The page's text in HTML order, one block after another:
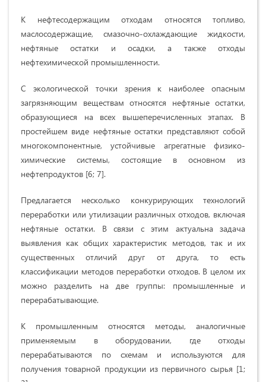
К нефтесодержащим отходам относятся топливо,
маслосодержащие, смазочно-охлаждающие жидкости,
нефтяные остатки и осадки, а также отходы
нефтехимической промышленности.
С экологической точки зрения к наиболее опасным
загрязняющим веществам относятся нефтяные остатки,
образующиеся на всех вышеперечисленных этапах. В
простейшем виде нефтяные остатки представляют собой
многокомпонентные, устойчивые агрегатные физико-
химические системы, состоящие в основном из
нефтепродуктов [6; 7].
Предлагается несколько конкурирующих технологий
переработки или утилизации различных отходов, включая
нефтяные остатки. В связи с этим актуальна задача
выявления как общих характеристик методов, так и их
существенных отличий друг от друга, то есть
классификации методов переработки отходов. В целом их
можно разделить на две группы: промышленные и
перерабатывающие.
К промышленным относятся методы, аналогичные
применяемым в оборудовании, где отходы
перерабатываются по схемам и используются для
получения товарной продукции из первичного сырья [1;